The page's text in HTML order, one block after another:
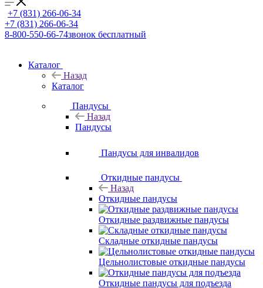
+7 (831) 266-06-34
+7 (831) 266-06-34
8-800-550-66-74звонок бесплатный
Каталог
Назад
Каталог
Пандусы
Назад
Пандусы
Пандусы для инвалидов
Откидные пандусы
Назад
Откидные пандусы
Откидные раздвижные пандусы
Складные откидные пандусы
Цельнолистовые откидные пандусы
Откидные пандусы для подъезда